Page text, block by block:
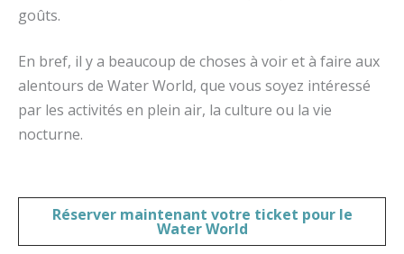
goûts.
En bref, il y a beaucoup de choses à voir et à faire aux
alentours de Water World, que vous soyez intéressé
par les activités en plein air, la culture ou la vie
nocturne.
Réserver maintenant votre ticket pour le
Water World